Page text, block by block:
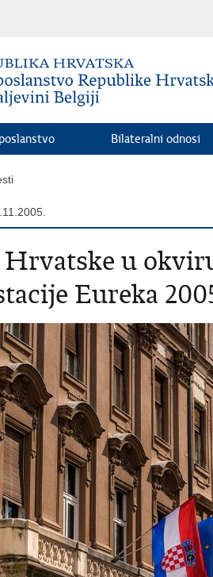
Bilateralni odnosi
u
Eureka